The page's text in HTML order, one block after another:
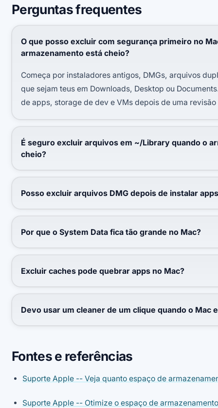
Perguntas frequentes
O que posso excluir com segurança primeiro no
armazenamento está cheio?
Começa por instaladores antigos, DMGs, arquivos
que sejam teus em Downloads, Desktop ou
de apps, storage de dev e VMs depois de uma
É seguro excluir arquivos em ~/Library quando o
cheio?
Posso excluir arquivos DMG depois de instalar
Por que o System Data fica tão grande no Mac?
Excluir caches pode quebrar apps no Mac?
Devo usar um cleaner de um clique quando o Mac
Fontes e referências
Suporte Apple -- Veja quanto espaço de
Suporte Apple -- Otimize o espaço de